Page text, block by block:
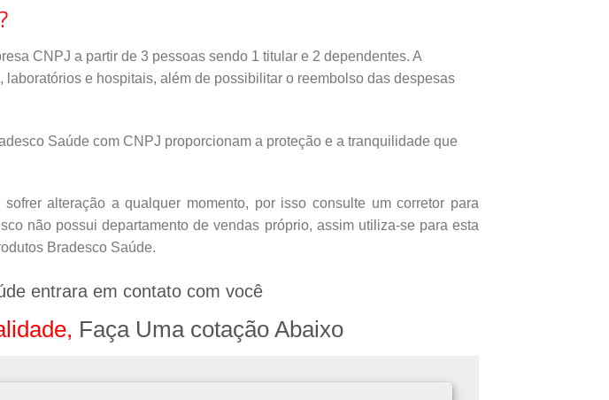
CNPJ a partir de 3 pessoas sendo 1 titular e 2 dependentes. A
e hospitais, além de possibilitar o reembolso das despesas
Saúde com CNPJ proporcionam a proteção e a tranquilidade que
alteração a qualquer momento, por isso consulte um corretor para
não possui departamento de vendas próprio, assim utiliza-se para esta
Bradesco Saúde.
entrara em contato com você
Faça Uma cotação Abaixo